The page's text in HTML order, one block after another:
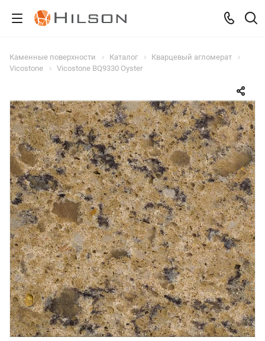
Каменные поверхности Каталог
Кварцевый агломерат
Vicostone
Vicostone BQ9330 Oyster